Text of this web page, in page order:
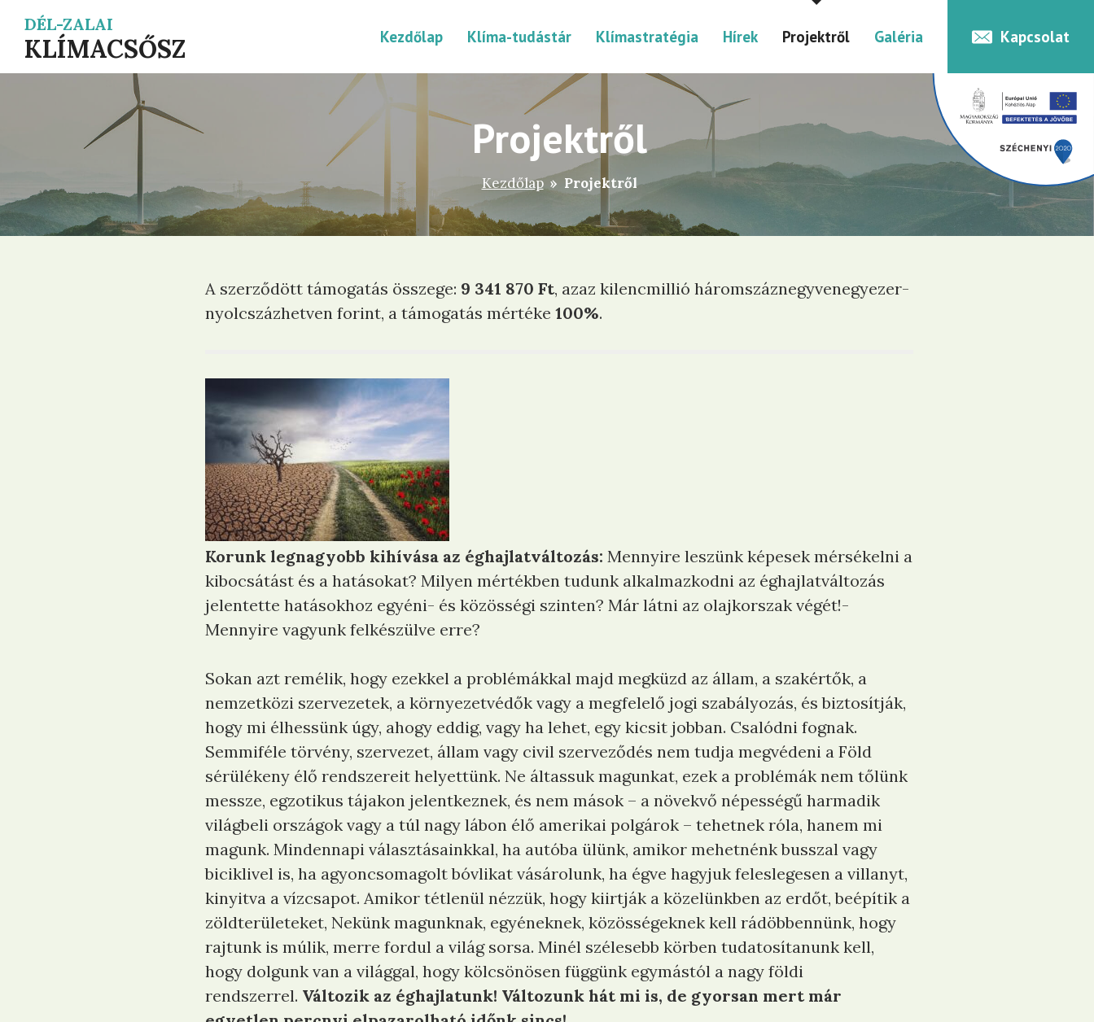
DÉL-ZALAI
KLÍMACSŐSZ Kezdőlap Klíma-tudástár Klímastratégia Hírek Projektről Galéria Kapcsolat
Projektről
Kezdőlap » Projektről
A szerződött támogatás összege: 9 341 870 Ft, azaz kilencmillió háromszáznegyvenegyezer-
nyolcszázhetven forint, a támogatás mértéke 100%.
Korunk legnagyobb kihívása az éghajlatváltozás: Mennyire leszünk képesek mérsékelni a
kibocsátást és a hatásokat? Milyen mértékben tudunk alkalmazkodni az éghajlatváltozás
jelentette hatásokhoz egyéni- és közösségi szinten? Már látni az olajkorszak végét!-
Mennyire vagyunk felkészülve erre?
Sokan azt remélik, hogy ezekkel a problémákkal majd megküzd az állam, a szakértők, a
nemzetközi szervezetek, a környezetvédők vagy a megfelelő jogi szabályozás, és biztosítják,
hogy mi élhessünk úgy, ahogy eddig, vagy ha lehet, egy kicsit jobban. Csalódni fognak.
Semmiféle törvény, szervezet, állam vagy civil szerveződés nem tudja megvédeni a Föld
sérülékeny élő rendszereit helyettünk. Ne áltassuk magunkat, ezek a problémák nem tőlünk
messze, egzotikus tájakon jelentkeznek, és nem mások – a növekvő népességű harmadik
világbeli országok vagy a túl nagy lábon élő amerikai polgárok – tehetnek róla, hanem mi
magunk. Mindennapi választásainkkal, ha autóba ülünk, amikor mehetnénk busszal vagy
biciklivel is, ha agyoncsomagolt bóvlikat vásárolunk, ha égve hagyjuk feleslegesen a villanyt,
kinyitva a vízcsapot. Amikor tétlenül nézzük, hogy kiirtják a közelünkben az erdőt, beépítik a
zöldterületeket, Nekünk magunknak, egyéneknek, közösségeknek kell rádöbbennünk, hogy
rajtunk is múlik, merre fordul a világ sorsa. Minél szélesebb körben tudatosítanunk kell,
hogy dolgunk van a világgal, hogy kölcsönösen függünk egymástól a nagy földi
rendszerrel. Változik az éghajlatunk! Változunk hát mi is, de gyorsan mert már